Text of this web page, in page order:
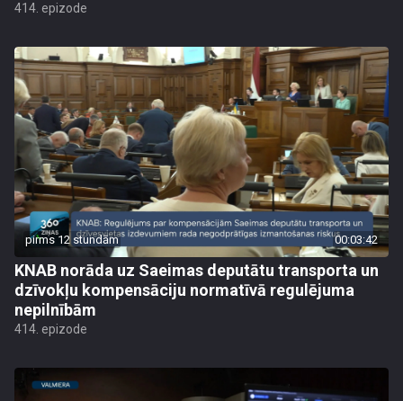
414. epizode
pirms 12 stundām 00:03:42
KNAB norāda uz Saeimas deputātu transporta un
dzīvokļu kompensāciju normatīvā regulējuma
nepilnībām
414. epizode